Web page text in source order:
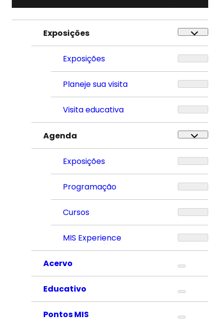
Exposições
Exposições
Planeje sua visita
Visita educativa
Agenda
Exposições
Programação
Cursos
MIS Experience
Acervo
Educativo
Pontos MIS